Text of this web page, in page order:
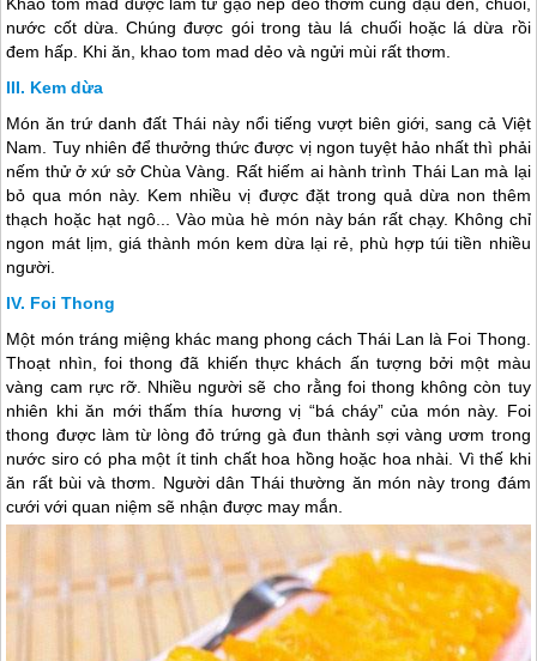
Khao tom mad được làm từ gạo nếp dẻo thơm cùng đậu đen, chuối,
nước cốt dừa. Chúng được gói trong tàu lá chuối hoặc lá dừa rồi
đem hấp. Khi ăn, khao tom mad dẻo và ngửi mùi rất thơm.
Kem dừa
Món ăn trứ danh đất Thái này nổi tiếng vượt biên giới, sang cả Việt
Nam. Tuy nhiên để thưởng thức được vị ngon tuyệt hảo nhất thì phải
nếm thử ở xứ sở Chùa Vàng. Rất hiếm ai hành trình Thái Lan mà lại
bỏ qua món này. Kem nhiều vị được đặt trong quả dừa non thêm
thạch hoặc hạt ngô... Vào mùa hè món này bán rất chạy. Không chỉ
ngon mát lịm, giá thành món kem dừa lại rẻ, phù hợp túi tiền nhiều
người.
Foi Thong
Một món tráng miệng khác mang phong cáchThái Lan là Foi Thong.
Thoạt nhìn, foi thong đã khiến thực khách ấn tượng bởi một màu
vàng cam rực rỡ. Nhiều người sẽ cho rằng foi thong không còn tuy
nhiên khi ăn mới thấm thía hương vị “bá cháy” của món này. Foi
thong được làm từ lòng đỏ trứng gà đun thành sợi vàng ươm trong
nước siro có pha một ít tinh chất hoa hồng hoặc hoa nhài. Vì thế khi
ăn rất bùi và thơm. Người dân Thái thường ăn món này trong đám
cưới với quan niệm sẽ nhận được may mắn.